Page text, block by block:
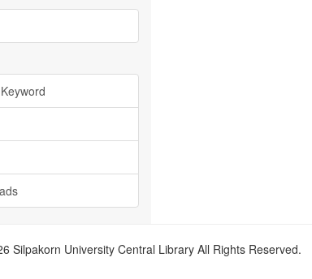
Silpakorn University Central Library All Rights Reserved.